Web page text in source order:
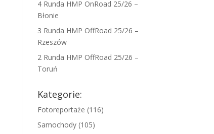
4 Runda HMP OnRoad 25/26 –
Błonie
3 Runda HMP OffRoad 25/26 –
Rzeszów
2 Runda HMP OffRoad 25/26 –
Toruń
Kategorie:
Fotoreportaże (116)
Samochody(105)